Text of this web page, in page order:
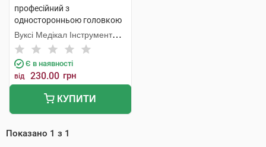
професійний з
односторонньою головкою
1 шт
Вуксі Медікал Інструмент
Фекторі
Є в наявності
від 230.00 грн
КУПИТИ
Показано 1 з 1